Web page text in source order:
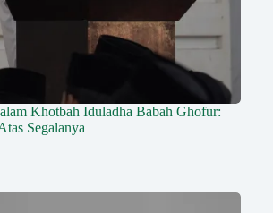
Khotbah Iduladha Babah Ghofur:
Segalanya